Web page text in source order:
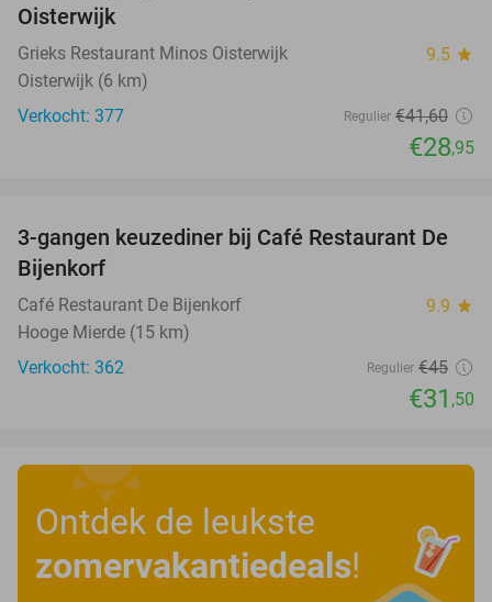
Oisterwijk
Grieks Restaurant Minos Oisterwijk 9.5 star
Oisterwijk (6 km)
Verkocht: 377
Regulier €41,60
€28,95
30%
3-gangen keuzediner bij Café Restaurant De
Bijenkorf
Café Restaurant De Bijenkorf 9.9 star
Hooge Mierde (15 km)
Verkocht: 362
Regulier €45
€31 ,50
Ontdek de leukste
zomervakantiedeals!